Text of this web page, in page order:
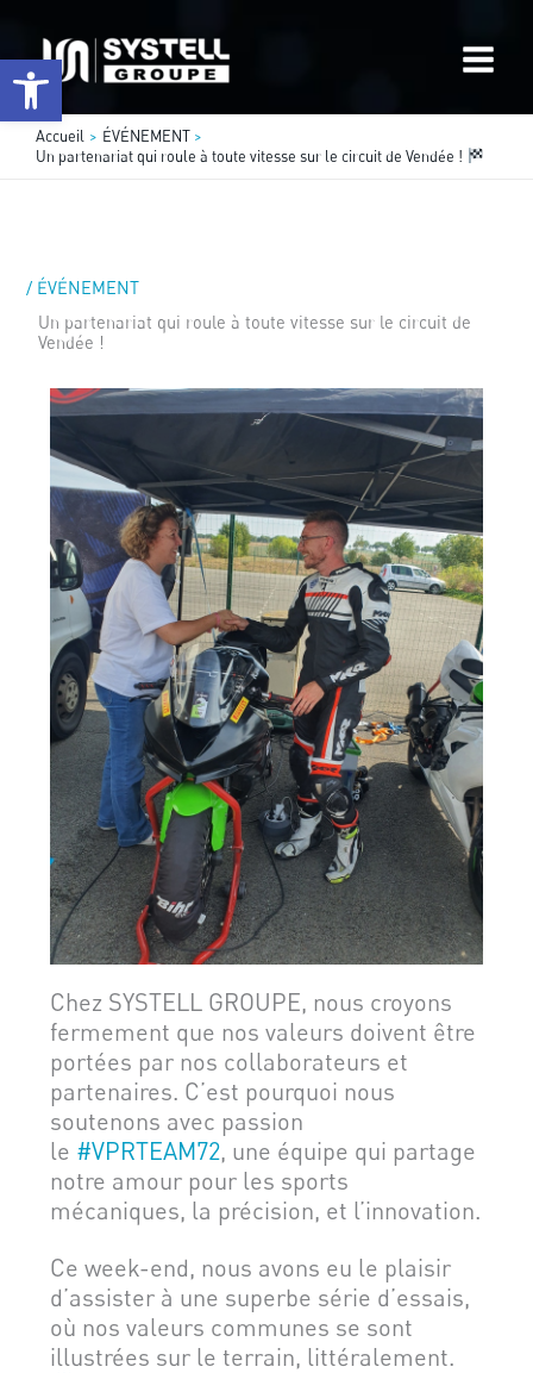
Ouvrir la barre d’outils
contenu
Accueil
ÉVÉNEMENT
Un partenariat qui roule à toute vitesse sur le circuit de Vendée !
/ ÉVÉNEMENT
Un partenariat qui roule à toute vitesse sur le circuit de
Vendée !
Chez SYSTELL GROUPE, nous croyons
fermement que nos valeurs doivent être
portées par nos collaborateurs et
partenaires. C’est pourquoi nous
soutenons avec passion
le #VPRTEAM72, une équipe qui partage
notre amour pour les sports
mécaniques, la précision, et l’innovation.
Ce week-end, nous avons eu le plaisir
d’assister à une superbe série d’essais,
où nos valeurs communes se sont
illustrées sur le terrain, littéralement.